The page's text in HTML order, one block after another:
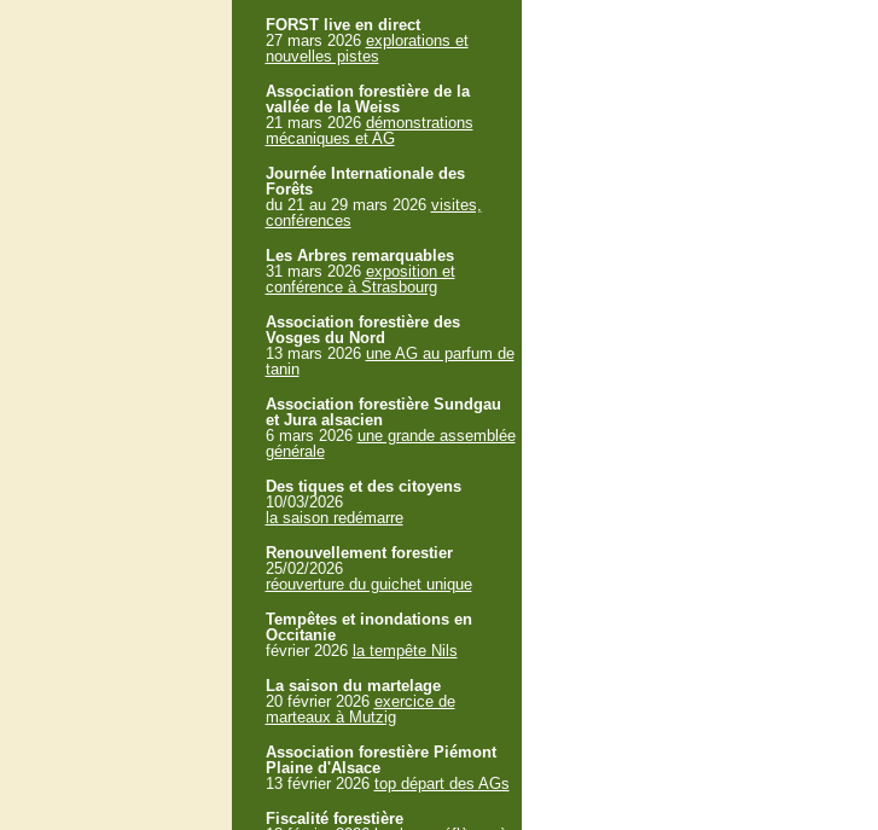
FORST live en direct
27 mars 2026 explorations et
nouvelles pistes
Association forestière de la
vallée de la Weiss
21 mars 2026 démonstrations
mécaniques et AG
Journée Internationale des
Forêts
du 21 au 29 mars 2026 visites,
conférences
Les Arbres remarquables
31 mars 2026 exposition et
conférence à Strasbourg
Association forestière des
Vosges du Nord
13 mars 2026 une AG au parfum de
tanin
Association forestière Sundgau
et Jura alsacien
6 mars 2026 une grande assemblée
générale
Des tiques et des citoyens
10/03/2026
la saison redémarre
Renouvellement forestier
25/02/2026
réouverture du guichet unique
Tempêtes et inondations en
Occitanie
février 2026 la tempête Nils
La saison du martelage
20 février 2026 exercice de
marteaux à Mutzig
Association forestière Piémont
Plaine d'Alsace
13 février 2026 top départ des AGs
Fiscalité forestière